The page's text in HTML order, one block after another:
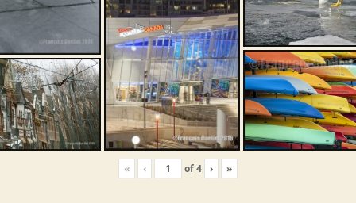
« ‹ of4 › »